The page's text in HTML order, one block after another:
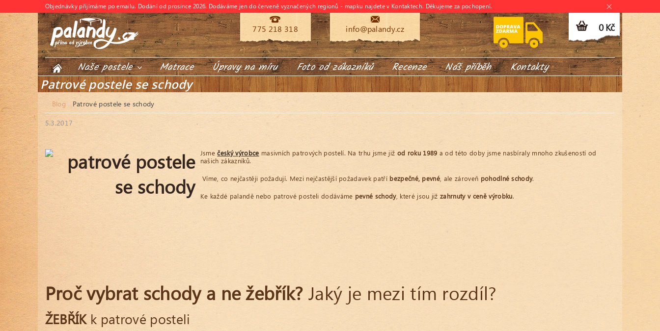
Objednávky přijímáme po emailu. Dodání od prosince 2026. Dodáváme jen do červeně vyznačených regionů - mapku najdete v Kontaktech. Děkujeme za pochopení.
775 218 318 info@palandy.cz 0 Kč
Naše postele Matrace Úpravy na míru Foto od zákazníků Recenze Náš příběh Kontakty
Patrové postele se schody
Blog Patrové postele se schody
5.3.2017
Jsmečeský výrobce masivních patrových postelí. Na trhu jsme již od roku 1989 a od této doby jsme nasbíraly mnoho zkušeností od
našich zákazníků.
Víme, co nejčastěji požadují. Mezi nejčastější požadavek patří bezpečné, pevné , ale zároveň pohodlné schody.
Ke každé palandě nebo patrové posteli dodáváme pevné schody, které jsou jižzahrnuty v ceně výrobku.
Proč vybrat schody a ne žebřík?Jaký je mezi tím rozdíl?
ŽEBŘÍKk patrové posteli